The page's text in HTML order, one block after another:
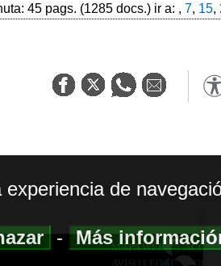
45 pags. (1285 docs.) ir a: , 7, 15,
MAPA WEB|
AVISO LEGAL|
de
-Más